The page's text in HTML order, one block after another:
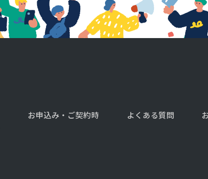
お申込み・ご契約時 よくある質問